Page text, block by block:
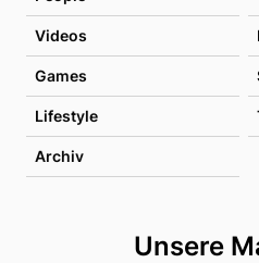
Videos
Games
Lifestyle
Archiv
Unsere